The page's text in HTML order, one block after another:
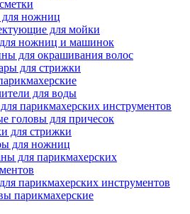
для ножниц
для мойки
ножниц и машинок
для окрашивания волос
для стрижки
для воды
парикмахерских инструментов
головы для причесок
для стрижки
для ножниц
для парикмахерских
парикмахерских инструментов
парикмахерские